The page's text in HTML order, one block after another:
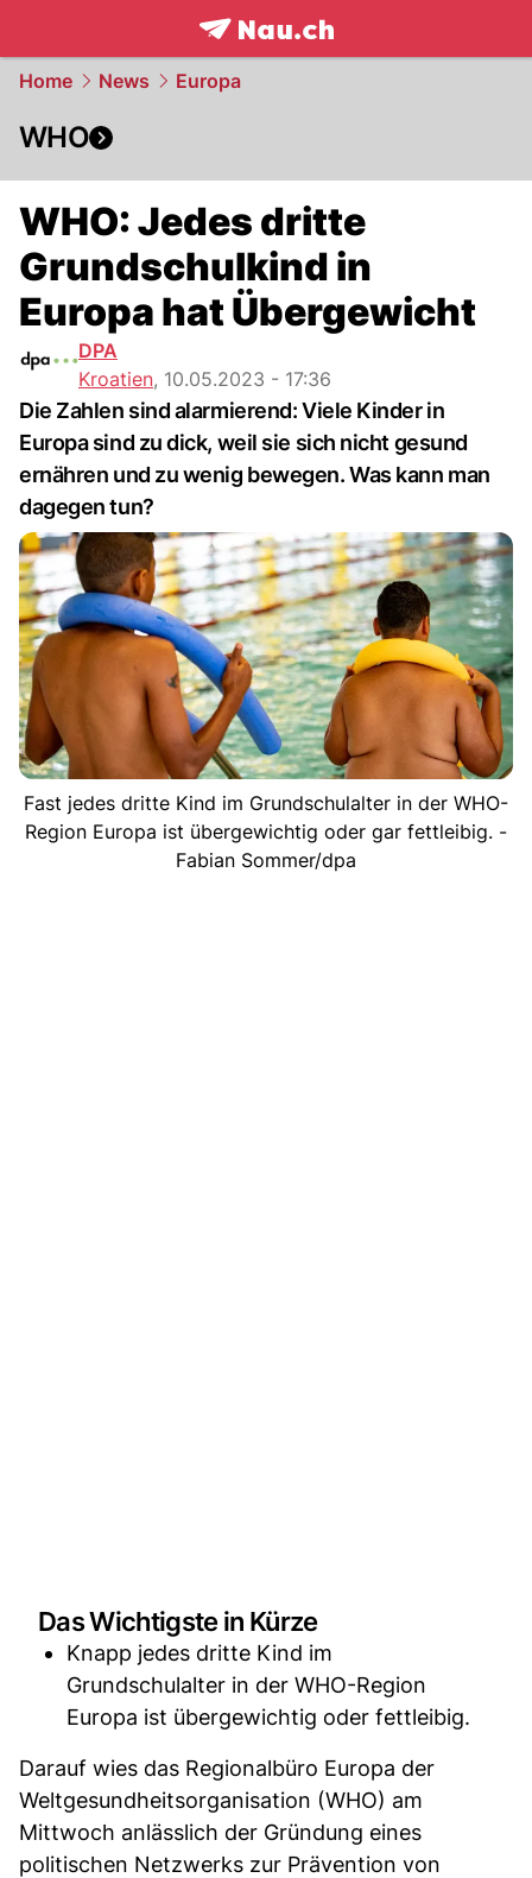
frontpage.NAU.ch
Home News Europa
WHO
WHO: Jedes dritte
Grundschulkind in
Europa hat Übergewicht
DPA
Kroatien, 10.05.2023 - 17:36
Die Zahlen sind alarmierend: Viele Kinder in
Europa sind zu dick, weil sie sich nicht gesund
ernähren und zu wenig bewegen. Was kann man
dagegen tun?
Fast jedes dritte Kind im Grundschulalter in der WHO-
Region Europa ist übergewichtig oder gar fettleibig. -
Fabian Sommer/dpa
Das Wichtigste in Kürze
Knapp jedes dritte Kind im
Grundschulalter in der WHO-Region
Europa ist übergewichtig oder fettleibig.
Darauf wies das Regionalbüro Europa der
Weltgesundheitsorganisation (WHO) am
Mittwoch anlässlich der Gründung eines
politischen Netzwerks zur Prävention von